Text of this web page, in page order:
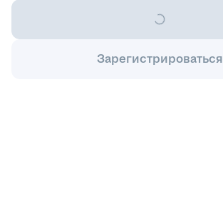
Зарегистрироваться